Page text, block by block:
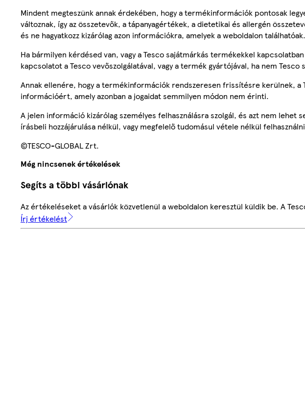
Mindent megteszünk annak érdekében, hogy a termékinformációk pontosak
változnak, így az összetevők, a tápanyagértékek, a dietetikai és allergén
és ne hagyatkozz kizárólag azon információkra, amelyek a weboldalon találhatóak.
Ha bármilyen kérdésed van, vagy a Tesco sajátmárkás termékekkel
kapcsolatot a Tesco vevőszolgálatával, vagy a termék gyártójával, ha nem
Annak ellenére, hogy a termékinformációk rendszeresen frissítésre kerülnek, a
információért, amely azonban a jogaidat semmilyen módon nem érinti.
A jelen információ kizárólag személyes felhasználásra szolgál, és azt nem lehet
írásbeli hozzájárulása nélkül, vagy megfelelő tudomásul vétele nélkül
©TESCO-GLOBAL Zrt.
Még nincsenek értékelések
Segíts a többi vásárlónak
Az értékeléseket a vásárlók közvetlenül a weboldalon keresztül küldik be. A
Írj értékelést